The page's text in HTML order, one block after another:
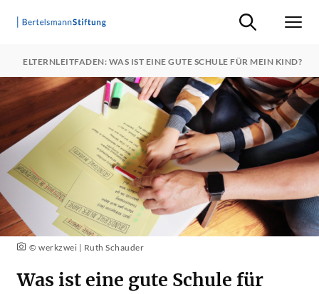
Suche ein-/
ELTERNLEITFADEN: WAS IST EINE GUTE SCHULE FÜR MEIN KIND?
© werkzwei | Ruth Schauder
Was ist eine gute Schule für